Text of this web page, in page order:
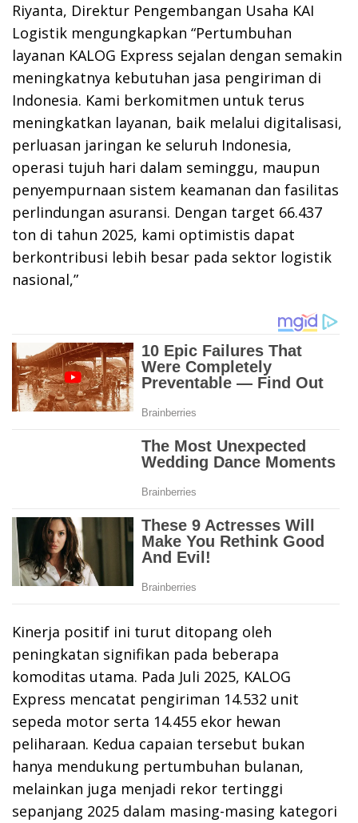
Riyanta, Direktur Pengembangan Usaha KAI
Logistik mengungkapkan “Pertumbuhan
layanan KALOG Express sejalan dengan semakin
meningkatnya kebutuhan jasa pengiriman di
Indonesia. Kami berkomitmen untuk terus
meningkatkan layanan, baik melalui digitalisasi,
perluasan jaringan ke seluruh Indonesia,
operasi tujuh hari dalam seminggu, maupun
penyempurnaan sistem keamanan dan fasilitas
perlindungan asuransi. Dengan target 66.437
ton di tahun 2025, kami optimistis dapat
berkontribusi lebih besar pada sektor logistik
nasional,”
Kinerja positif ini turut ditopang oleh
peningkatan signifikan pada beberapa
komoditas utama. Pada Juli 2025, KALOG
Express mencatat pengiriman 14.532 unit
sepeda motor serta 14.455 ekor hewan
peliharaan. Kedua capaian tersebut bukan
hanya mendukung pertumbuhan bulanan,
melainkan juga menjadi rekor tertinggi
sepanjang 2025 dalam masing-masing kategori